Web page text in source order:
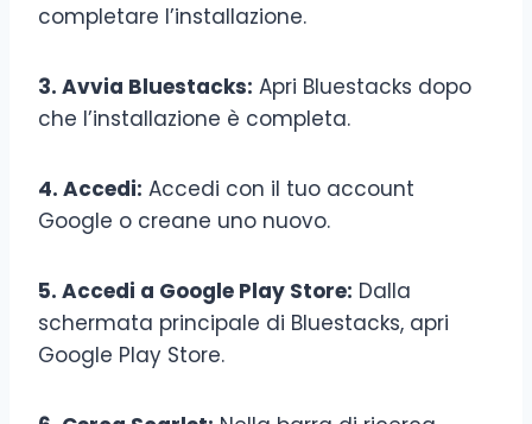
completare l’installazione.
3. Avvia Bluestacks: Apri Bluestacks dopo
che l’installazione è completa.
4. Accedi: Accedi con il tuo account
Google o creane uno nuovo.
5. Accedi a Google Play Store: Dalla
schermata principale di Bluestacks, apri
Google Play Store.